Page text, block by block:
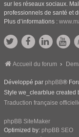
sur les réseaux sociaux.
professionnels de santé et
Plus d’informations :
Accueil du forum
Développé par phpBB®
Style we_clearblue created
Traduction française
phpBB SiteMaker
Optimized by: phpBB SEO